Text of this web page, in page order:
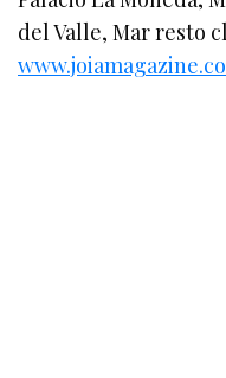
del Valle, Mar resto